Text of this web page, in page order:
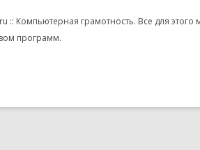
:: Компьютерная грамотность. Все для
программ.